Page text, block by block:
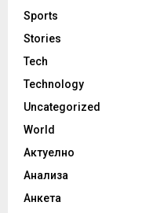
Sports
Stories
Tech
Technology
Uncategorized
World
Актуелно
Анализа
Анкета